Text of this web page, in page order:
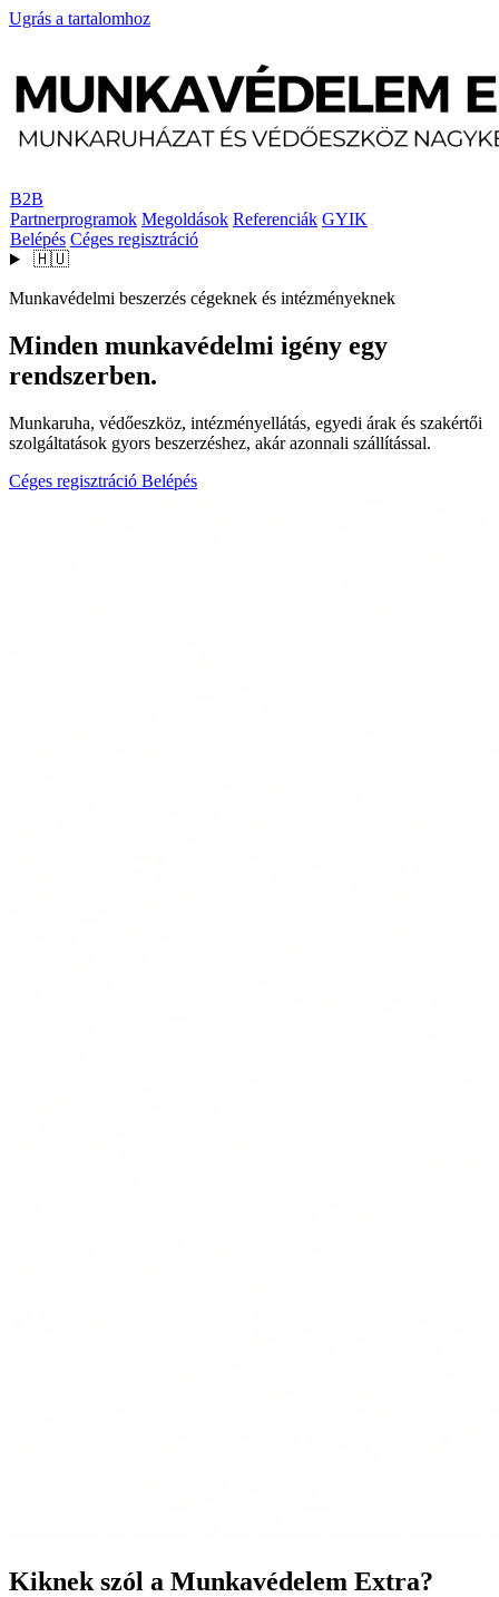
Ugrás a tartalomhoz
B2B
Partnerprogramok Megoldások Referenciák GYIK
Belépés Céges regisztráció
🇭🇺
Munkavédelmi beszerzés cégeknek és intézményeknek
Minden munkavédelmi igény egy
rendszerben.
Munkaruha, védőeszköz, intézményellátás, egyedi árak és szakértői
szolgáltatások gyors beszerzéshez, akár azonnali szállítással.
Céges regisztráció Belépés
Kiknek szól a Munkavédelem Extra?